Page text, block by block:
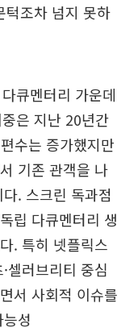
턱조차 넘지 못하
큐멘터리 가운데
은 지난 20년간
수는 증가했지만
기존 관객을 나
. 스크린 독과점
립 다큐멘터리 생
. 특히 넷플릭스
셀러브리티 중심
서 사회적 이슈를
성